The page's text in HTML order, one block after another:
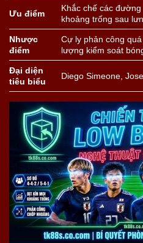
Ưu điểm
Khắc chế các
khoảng trống sau
Nhược
điểm
Cự ly phản công
lượng kiểm soát
Đại diện
tiêu biểu
Diego Simeone,